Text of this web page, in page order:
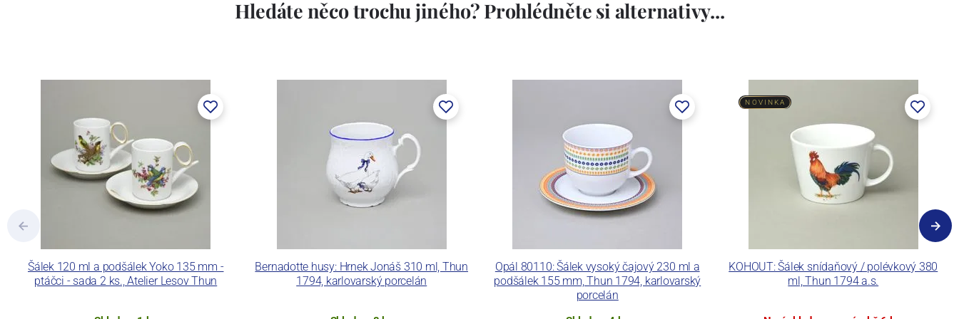
a.s. včetně ochranné známky a technologických zařízení. Závod je vybaven zařízením na výrobu
tlakového lití, moderními komorovými pecemi a vtavnou dekorační pecí. Závod je schopen
dekorovat své výrobky pomocí klasických dekoračních technik.
Concordia Lesov používá ochrannou známku LC a Thun Hotel & Restaurant.
Hledáte něco trochu jiného? Prohlédněte si alternativy...
Šálek 120 ml a podšálek Yoko 135 mm -
ptáčci - sada 2 ks., Atelier Lesov Thun
Bernadotte husy: Hrnek Jonáš 310 ml, Thun
1794, karlovarský porcelán
Opál 80110: Šálek vysoký čajový 230 ml a
podšálek 155 mm, Thun 1794, karlovarský
porcelán
KOHOUT: Šálek snídaňový / polévkový 380
ml, Thun 1794 a.s.
NOVINKA